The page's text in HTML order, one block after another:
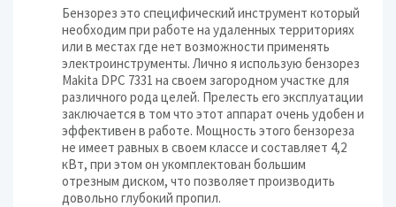
Бензорез это специфический инструмент который
необходим при работе на удаленных территориях
или в местах где нет возможности применять
электроинструменты. Лично я использую бензорез
Makita DPC 7331 на своем загородном участке для
различного рода целей. Прелесть его эксплуатации
заключается в том что этот аппарат очень удобен и
эффективен в работе. Мощность этого бензореза
не имеет равных в своем классе и составляет 4,2
кВт, при этом он укомплектован большим
отрезным диском, что позволяет производить
довольно глубокий пропил.